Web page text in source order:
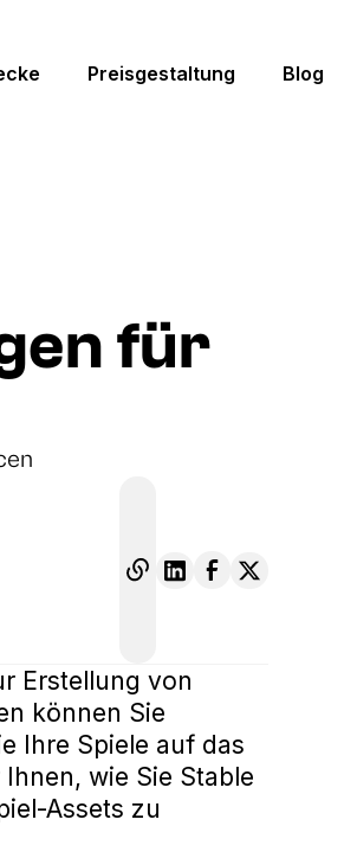
Preisgestaltung Blog
für
Erstellung von
können Sie
Ihre Spiele auf das
wie Sie Stable
Assets zu